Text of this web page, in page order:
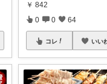
￥ 842
0 0 64
コレ いい